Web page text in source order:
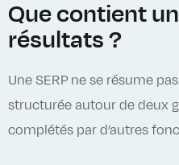
Que contient
résultats ?
Une SERP ne se résume
structurée autour de deux
complétés par d’autres